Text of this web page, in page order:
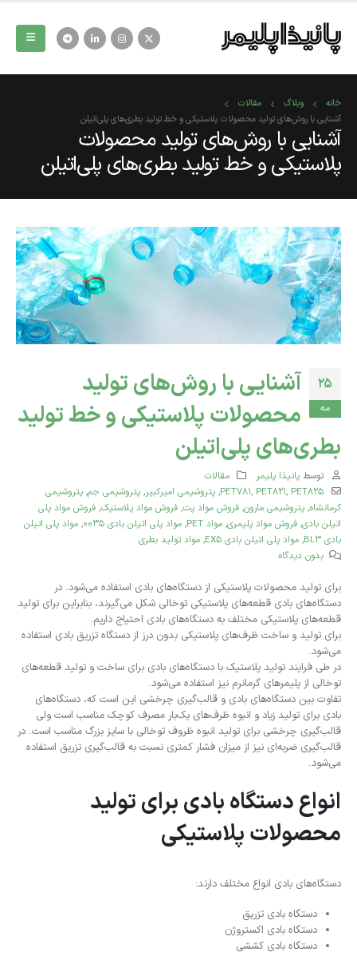
خانه وبلاگ
مقالات
آشنایی با روش‌های تولید محصولات پلاستیکی و خط تولید بطری‌های پلی‌اتیلن
آشنایی با روش‌های تولید محصولات
پلاستیکی و خط تولید بطری‌های پلی‌اتیلن
25
مه
آشنایی با روش‌های تولید
محصولات پلاستیکی و خط تولید
بطری‌های پلی‌اتیلن
توسط پانیذا پلیمر
مقالات
PET781, PET821, PET825
, پتروشیمی امیرکبیر, پتروشیمی جم, پتروشیمی
کرمانشاه, پتروشیمی مارون, فروش مواد پت, فروش مواد پلاستیک, فروش مواد پلی‌
اتیلن بادی, فروش مواد پلیمری, مواد PET , مواد پلی‌ اتیلن بادی ۰۰۳۵ , مواد پلی‌ اتیلن
بادی BL3
, مواد پلی‌ اتیلن بادی EX5 , مواد تولید بطری
بدون دیدگاه
برای تولید محصولات پلاستیکی از دستگاه‌های بادی استفاده می‌شود. در
دستگاه‌های بادی قطعه‌های پلاستیکی‌ توخالی شکل می‌گیرند، بنابراین برای تولید
قطعه‌های پلاستیکی مختلف به دستگاه‌های بادی احتیاج داریم.
برای تولید و ساخت ظرف‌های پلاستیکی بدون درز از دستگاه تزریق بادی استفاده
می‌شود.
در طی فرایند تولید پلاستیک با دستگاه‌های بادی برای ساخت و تولید قطعه‌های
توخالی از پلیمرهای گرمانرم نیز استفاده می‌شود.
تفاوت بین دستگاه‌های بادی و قالب‌گیری چرخشی این است که، دستگاه‌های
بادی برای تولید زیاد و انبوه ظرف‌های یک‌بار مصرف کوچک مناسب است ولی
قالب‌گیری چرخشی برای تولید انبوه ظروف توخالی با سایز بزرگ مناسب است. در
قالب‌گیری ضربه‌ای نیز از میزان فشار کمتری نسبت به قالب‌گیری تزریق استفاده
می‌شود.
انواع دستگاه بادی برای تولید
محصولات پلاستیکی
دستگاه‌های بادی انواع مختلف دارند:
دستگاه بادی تزریق
دستگاه بادی اکستروژن
دستگاه بادی کششی